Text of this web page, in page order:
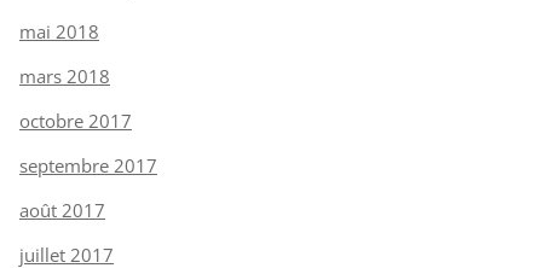
mai 2018
mars 2018
octobre 2017
septembre 2017
août 2017
juillet 2017